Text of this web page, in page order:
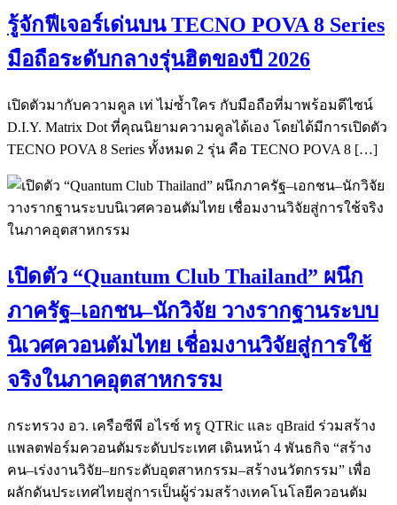
รู้จักฟีเจอร์เด่นบน TECNO POVA 8 Series
มือถือระดับกลางรุ่นฮิตของปี 2026
เปิดตัวมากับความคูล เท่ ไม่ซ้ำใคร กับมือถือที่มาพร้อมดีไซน์
D.I.Y. Matrix Dot ที่คุณนิยามความคูลได้เอง โดยได้มีการเปิดตัว
TECNO POVA 8 Series ทั้งหมด 2 รุ่น คือ TECNO POVA 8 […]
เปิดตัว “Quantum Club Thailand” ผนึก
ภาครัฐ–เอกชน–นักวิจัย วางรากฐานระบบ
นิเวศควอนตัมไทย เชื่อมงานวิจัยสู่การใช้
จริงในภาคอุตสาหกรรม
กระทรวง อว. เครือซีพี อไรซ์ ทรู QTRic และ qBraid ร่วมสร้าง
แพลตฟอร์มควอนตัมระดับประเทศ เดินหน้า 4 พันธกิจ “สร้าง
คน–เร่งงานวิจัย–ยกระดับอุตสาหกรรม–สร้างนวัตกรรม” เพื่อ
ผลักดันประเทศไทยสู่การเป็นผู้ร่วมสร้างเทคโนโลยีควอนตัม